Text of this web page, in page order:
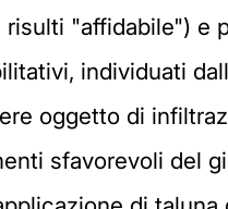
"affidabile") e
individuati
oggetto di
sfavorevoli del